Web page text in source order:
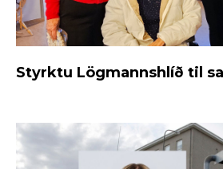
Styrktu Lögmannshlíð til